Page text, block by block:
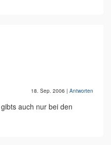
18. Sep. 2006 | Antworten
auch nur bei den